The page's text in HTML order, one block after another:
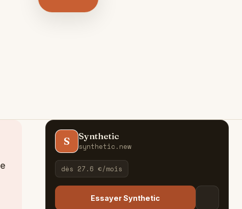
S Synthetic
synthetic.new
dès 27.6 €/mois
Essayer Synthetic